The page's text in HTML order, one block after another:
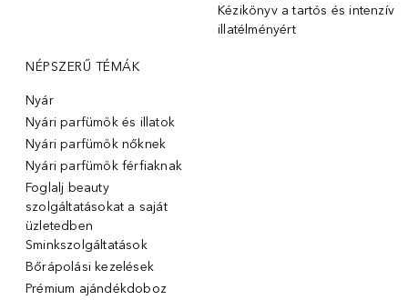
Kézikönyv a tartós és intenzív
illatélményért
NÉPSZERŰ TÉMÁK
Nyár
Nyári parfümök és illatok
Nyári parfümök nőknek
Nyári parfümök férfiaknak
Foglalj beauty
szolgáltatásokat a saját
üzletedben
Sminkszolgáltatások
Bőrápolási kezelések
Prémium ajándékdoboz